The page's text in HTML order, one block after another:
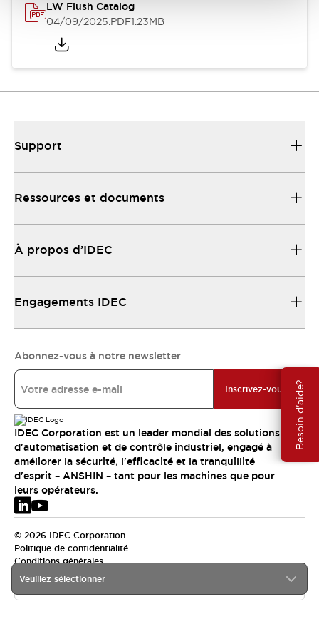
Besoin d'aide?
LW Flush Catalog
04/09/2025.PDF1.23MB
Veuillez sélectionner
Support
Ressources et documents
À propos d’IDEC
Engagements IDEC
Abonnez-vous à notre newsletter
Inscrivez-vous
IDEC Corporation est un leader mondial des solutions
d'automatisation et de contrôle industriel, engagé à
améliorer la sécurité, l'efficacité et la tranquillité
d'esprit – ANSHIN – tant pour les machines que pour
leurs opérateurs.
© 2026 IDEC Corporation
Politique de confidentialité
Conditions générales
EMEA